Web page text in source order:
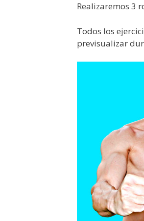
Realizaremos 3
Todos los
previsualizar